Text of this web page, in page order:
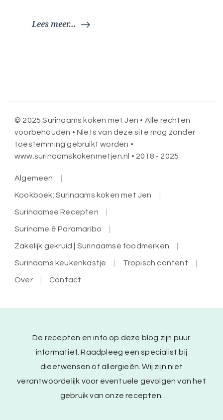
Lees meer...
© 2025 Surinaams koken met Jen • Alle rechten
voorbehouden • Niets van deze site mag zonder
toestemming gebruikt worden •
www.surinaamskokenmetjen.nl • 2018 - 2025
Algemeen
Kookboek: Surinaams koken met Jen
Surinaamse Recepten
Suriname & Paramaribo
Zakelijk gekruid | Surinaamse foodmerken
Surinaams keukenkastje Tropisch content
Over Contact
De recepten en info op deze blog zijn puur
informatief. Raadpleeg een specialist bij
dieetwensen of allergieën. Wij zijn niet
verantwoordelijk voor eventuele gevolgen van het
gebruik van onze recepten.